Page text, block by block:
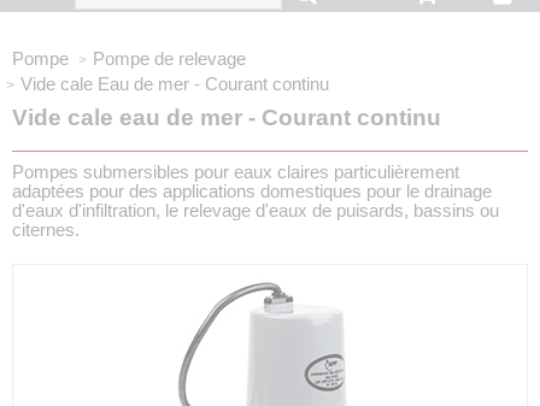
Pompe
Pompe de relevage
Vide cale Eau de mer - Courant continu
Vide cale eau de mer - Courant continu
Pompes submersibles pour eaux claires particulièrement
adaptées pour des applications domestiques pour le drainage
d'eaux d'infiltration, le relevage d'eaux de puisards, bassins ou
citernes.